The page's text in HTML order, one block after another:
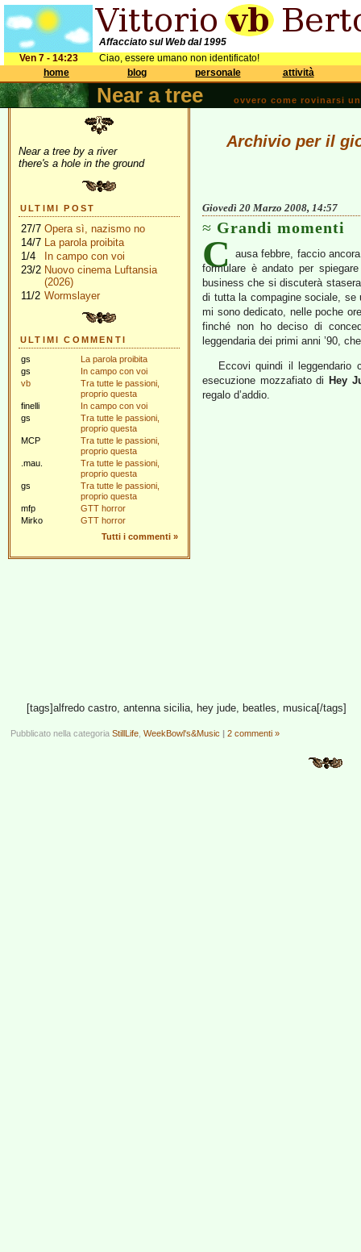
Affacciato sul Web dal 1995
Ven 7 - 14:23
Ciao, essere umano non identificato!
home
blog personale attività
Near a tree ovvero come rovinarsi
Near a tree by a river
there's a hole in the ground
ULTIMI POST
27/7 Opera sì, nazismo no
14/7 La parola proibita
1/4
In campo con voi
23/2 Nuovo cinema Luftansia
(2026)
11/2 Wormslayer
ULTIMI COMMENTI
gs
La parola proibita
gs
In campo con voi
vb
Tra tutte le passioni,
proprio questa
finelli
In campo con voi
gs
Tra tutte le passioni,
proprio questa
MCP
Tra tutte le passioni,
proprio questa
.mau.
Tra tutte le passioni,
proprio questa
gs
Tra tutte le passioni,
proprio questa
mfp
GTT horror
Mirko
GTT horror
Tutti i commenti »
Archivio per il
Giovedì 20 Marzo 2008, 14:57
Grandi momenti
C ausa febbre, faccio
formulare è andato per
business che si discuterà
di tutta la compagine sociale, se
mi sono dedicato, nelle poche
finché non ho deciso di
leggendaria dei primi anni ’90,
Eccovi quindi il leggendario
esecuzione mozzafiato di Hey
regalo d’addio.
[tags]alfredo castro, antenna sicilia, hey jude, beatles, musica[/tags]
Pubblicato nella categoria StillLife WeekBowl's&Music | 2 commenti »